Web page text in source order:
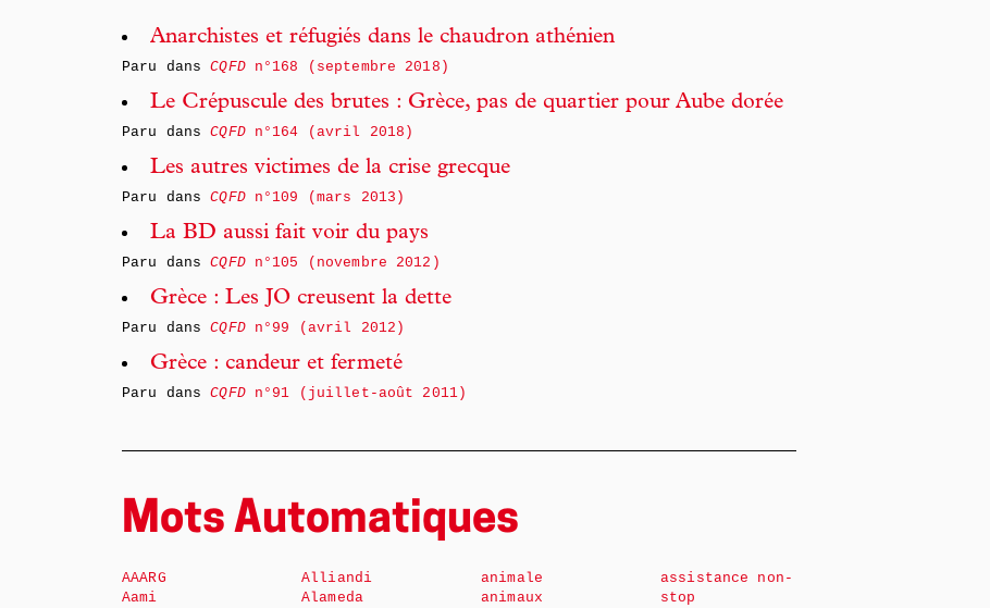
Anarchistes et réfugiés dans le chaudron athénien
Paru dansCQFDn°168 (septembre 2018)
Le Crépuscule des brutes : Grèce, pas de quartier pour Aube dorée
Paru dansCQFDn°164 (avril 2018)
Les autres victimes de la crise grecque
Paru dansCQFDn°109 (mars 2013)
La BD aussi fait voir du pays
Paru dansCQFDn°105 (novembre 2012)
Grèce : Les JO creusent la dette
Paru dansCQFDn°99 (avril 2012)
Grèce : candeur et fermeté
Paru dansCQFDn°91 (juillet-août 2011)
Mots Automatiques
AAARG
Aami
Alliandi
Alameda
animale
animaux
assistance non-
stop